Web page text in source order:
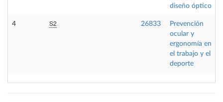
diseño óptico
4 S2 26833
Prevención
ocular y
ergonomía en
el trabajo y el
deporte